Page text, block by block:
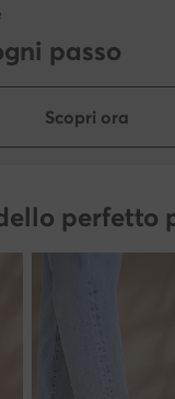
passo
Scopri ora
perfetto